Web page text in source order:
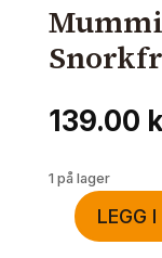
139.00
1 på lager
Mummi
LEGG